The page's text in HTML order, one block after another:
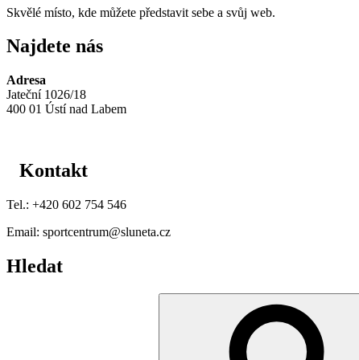
Skvělé místo, kde můžete představit sebe a svůj web.
Najdete nás
Adresa
Jateční 1026/18
400 01 Ústí nad Labem
Kontakt
Tel.: +420 602 754 546
Email: sportcentrum@sluneta.cz
Hledat